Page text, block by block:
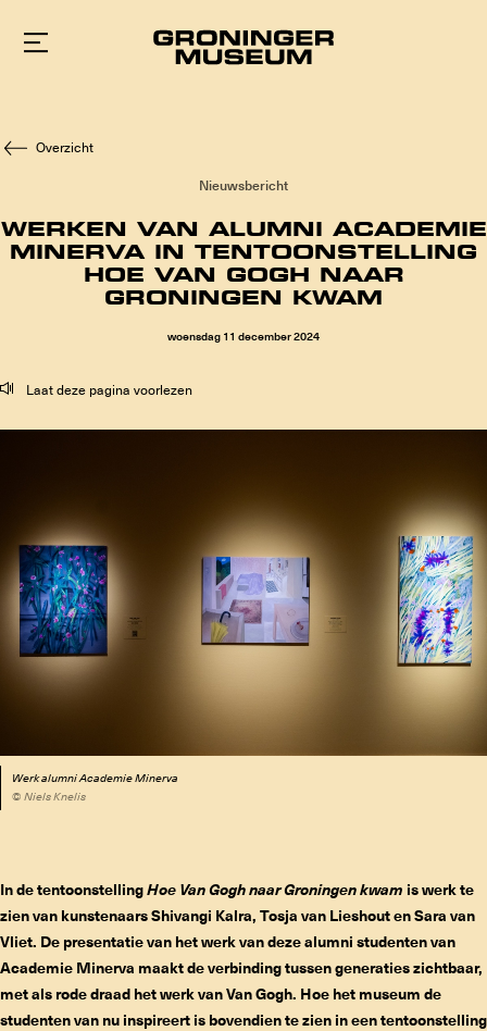
Naar
hoofdinhoud
Overzicht
Nieuwsbericht
WERKEN VAN ALUMNI ACADEMIE
MINERVA IN TENTOONSTELLING
HOE VAN GOGH NAAR
GRONINGEN KWAM
woensdag 11 december2024
Laat deze pagina voorlezen
Werk alumni Academie Minerva
© Niels Knelis
In de tentoonstellingHoe Van Gogh naar Groningen kwam is werk te
zien van kunstenaars Shivangi Kalra, Tosja van Lieshout en Sara van
Vliet. De presentatie van het werk van deze alumni studenten van
Academie Minerva maakt de verbinding tussen generaties zichtbaar,
met als rode draad het werk van Van Gogh. Hoe het museum de
studenten van nu inspireert is bovendien te zien in een tentoonstelling